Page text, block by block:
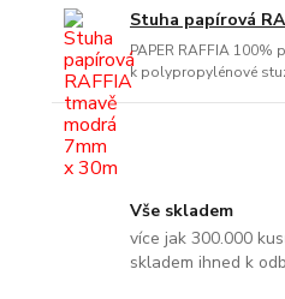
Stuha papírová
PAPER RAFFIA 100%
k polypropylénové
Vše skladem
více jak 300.000
skladem ihned k